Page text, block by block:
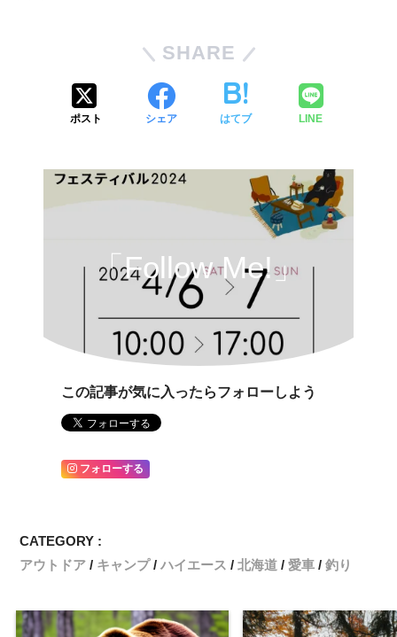
SHARE
ポスト シェア はてブ LINE
「Follow Me!」
この記事が気に入ったらフォローしよう
フォローする
CATEGORY :
アウトドア
キャンプ ハイエース 北海道 愛車 釣り